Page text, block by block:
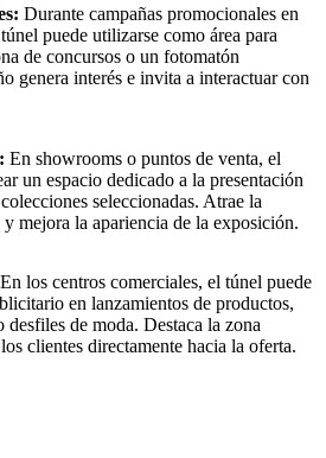
Durante campañas promocionales en
puede utilizarse como área para
de concursos o un fotomatón
genera interés e invita a interactuar con
En showrooms o puntos de venta, el
un espacio dedicado a la presentación
seleccionadas. Atrae la
mejora la apariencia de la exposición.
En los centros comerciales, el túnel puede
en lanzamientos de productos,
desfiles de moda. Destaca la zona
clientes directamente hacia la oferta.